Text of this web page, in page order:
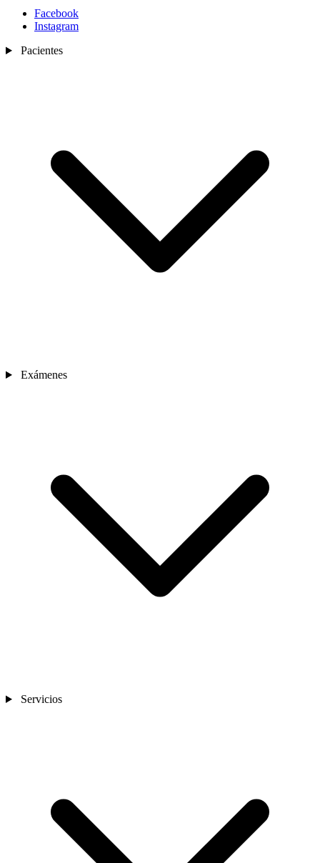
Nosotros
Sedes
Contacto
Facebook
Instagram
Pacientes
Exámenes
Servicios